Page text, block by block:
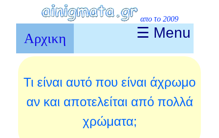
απο το 2009
Αρχικη ☰ Menu
Τι είναι αυτό που είναι άχρωμο
αν και αποτελείται από πολλά
χρώματα;